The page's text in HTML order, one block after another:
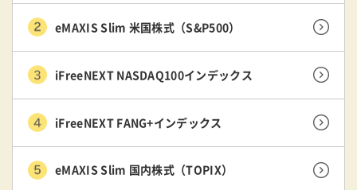
eMAXIS Slim 米国株式（S&P500）
iFreeNEXT NASDAQ100インデックス
iFreeNEXT FANG+インデックス
eMAXIS Slim 国内株式（TOPIX）